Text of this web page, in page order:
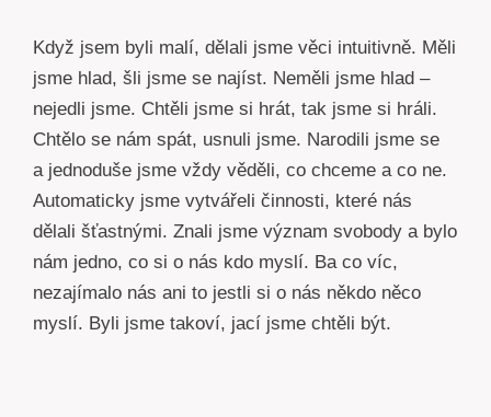
Když jsem byli malí, dělali jsme věci intuitivně. Měli
jsme hlad, šli jsme se najíst. Neměli jsme hlad –
nejedli jsme. Chtěli jsme si hrát, tak jsme si hráli.
Chtělo se nám spát, usnuli jsme. Narodili jsme se
a jednoduše jsme vždy věděli, co chceme a co ne.
Automaticky jsme vytvářeli činnosti, které nás
dělali šťastnými. Znali jsme význam svobody a bylo
nám jedno, co si o nás kdo myslí. Ba co víc,
nezajímalo nás ani to jestli si o nás někdo něco
myslí. Byli jsme takoví, jací jsme chtěli být.